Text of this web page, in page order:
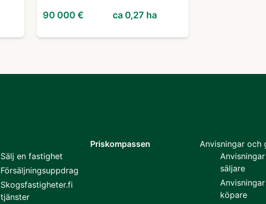
90 000 € ca 0,27 ha
Sälj en fastighet
Försäljningsuppdrag
Skogsfastigheter.fi
tjänster
Priskompassen
Anvisningar och
säljare
köpare